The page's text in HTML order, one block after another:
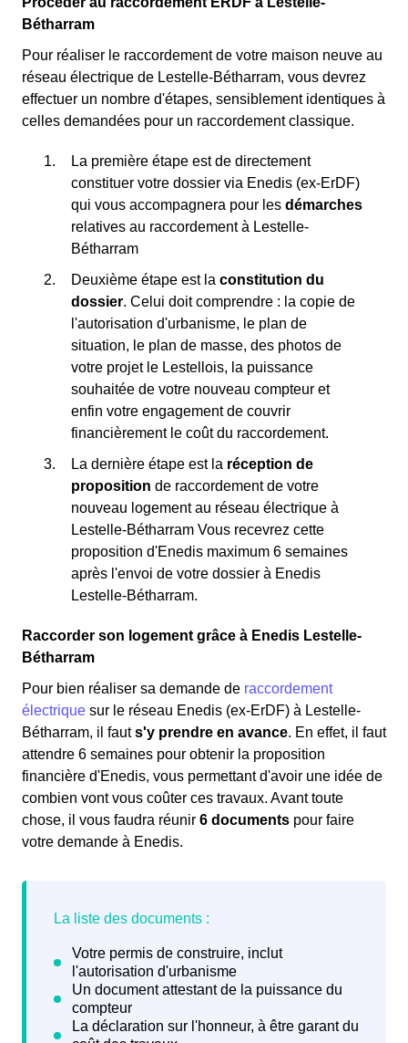
Bétharram
Pour réaliser le raccordement de votre maison neuve au
réseau électrique de Lestelle-Bétharram, vous devrez
effectuer un nombre d'étapes, sensiblement identiques à
celles demandées pour un raccordement classique.
La première étape est de directement
constituer votre dossier via Enedis (ex-ErDF)
qui vous accompagnera pour les démarches
relatives au raccordement à Lestelle-
Bétharram
Deuxième étape est la constitution du
dossier. Celui doit comprendre : la copie de
l'autorisation d'urbanisme, le plan de
situation, le plan de masse, des photos de
votre projet le Lestellois, la puissance
souhaitée de votre nouveau compteur et
enfin votre engagement de couvrir
financièrement le coût du raccordement.
La dernière étape est la réception de
proposition de raccordement de votre
nouveau logement au réseau électrique à
Lestelle-Bétharram Vous recevrez cette
proposition d'Enedis maximum 6 semaines
après l'envoi de votre dossier à Enedis
Lestelle-Bétharram.
Raccorder son logement grâce à Enedis Lestelle-
Bétharram
Pour bien réaliser sa demande de raccordement
électrique sur le réseau Enedis (ex-ErDF) à Lestelle-
Bétharram, il fauts'y prendre en avance. En effet, il faut
attendre 6 semaines pour obtenir la proposition
financière d'Enedis, vous permettant d'avoir une idée de
combien vont vous coûter ces travaux. Avant toute
chose, il vous faudra réunir 6 documents pour faire
votre demande à Enedis.